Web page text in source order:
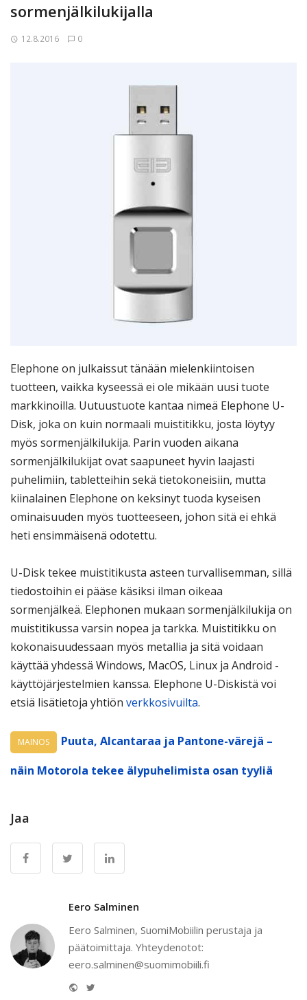
sormenjälkilukijalla
12.8.2016 0
Elephone on julkaissut tänään mielenkiintoisen
tuotteen, vaikka kyseessä ei ole mikään uusi tuote
markkinoilla. Uutuustuote kantaa nimeä Elephone U-
Disk, joka on kuin normaali muistitikku, josta löytyy
myös sormenjälkilukija. Parin vuoden aikana
sormenjälkilukijat ovat saapuneet hyvin laajasti
puhelimiin, tabletteihin sekä tietokoneisiin, mutta
kiinalainen Elephone on keksinyt tuoda kyseisen
ominaisuuden myös tuotteeseen, johon sitä ei ehkä
heti ensimmäisenä odotettu.
U-Disk tekee muistitikusta asteen turvallisemman, sillä
tiedostoihin ei pääse käsiksi ilman oikeaa
sormenjälkeä. Elephonen mukaan sormenjälkilukija on
muistitikussa varsin nopea ja tarkka. Muistitikku on
kokonaisuudessaan myös metallia ja sitä voidaan
käyttää yhdessä Windows, MacOS, Linux ja Android -
käyttöjärjestelmien kanssa. Elephone U-Diskistä voi
etsiä lisätietoja yhtiön verkkosivuilta.
MAINOS
Puuta, Alcantaraa ja Pantone-värejä –
näin Motorola tekee älypuhelimista osan tyyliä
Jaa
Eero Salminen
Eero Salminen, SuomiMobiilin perustaja ja
päätoimittaja. Yhteydenotot:
eero.salminen@suomimobiili.fi
Website